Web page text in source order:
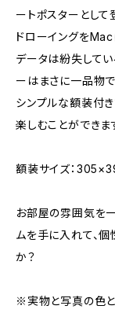
ートポスターとして
ドローイングを
データは紛失して
ーはまさに一品物で
シンプルな額装付
楽しむことができま
額装サイズ：
お部屋の雰囲気を
ムを手に入れて、
か？
※実物と写真の色と